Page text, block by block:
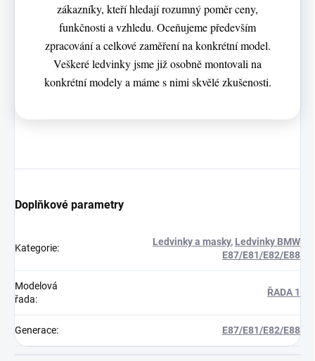
zákazníky, kteří hledají rozumný poměr ceny,
funkčnosti a vzhledu. Oceňujeme především
zpracování a celkové zaměření na konkrétní model.
Veškeré ledvinky jsme již osobně montovali na
konkrétní modely a máme s nimi skvělé zkušenosti.
Doplňkové parametry
Kategorie:
Ledvinky a masky, Ledvinky BMW
E87/E81/E82/E88
Modelová
řada:
ŘADA 1
Generace: E87/E81/E82/E88